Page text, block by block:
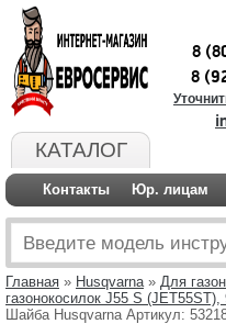
КАТАЛОГ
8
8
Контакты Юр. лицам
Главная » Husqvarna» Для
газонокосилок J55 S
Шайба Husqvarna Артикул: